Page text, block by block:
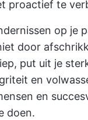
proactief te
op je
door
put uit je
en
en
doen.